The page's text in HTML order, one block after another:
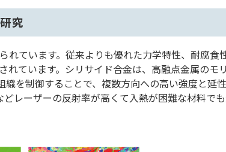
究
れています。従来よりも優れた力学特性、耐腐
ています。シリサイド合金は、高融点金属のモ
を制御することで、複数方向への高い強度と延
レーザーの反射率が高くて入熱が困難な材料で